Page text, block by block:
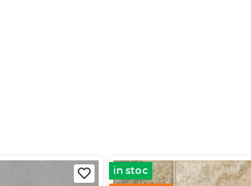
in stoc